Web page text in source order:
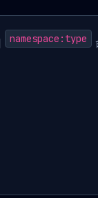
namespace:type